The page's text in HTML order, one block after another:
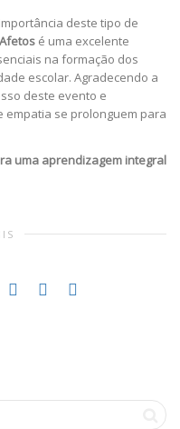
deste tipo de
é uma excelente
na formação dos
escolar. Agradecendo a
deste evento e
empatia se prolonguem para
uma aprendizagem integral